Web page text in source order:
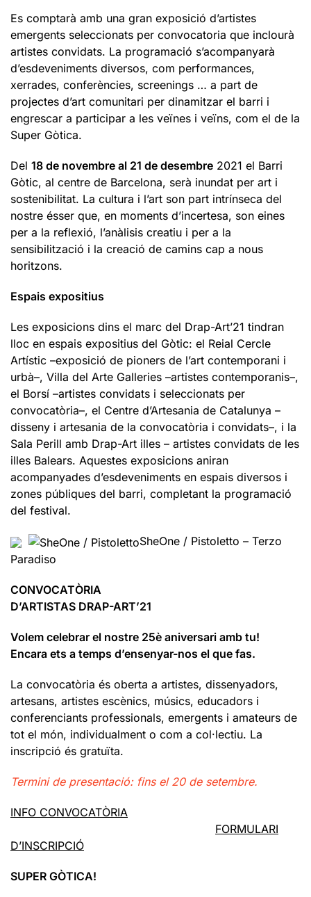
Es comptarà amb una gran exposició d’artistes
emergents seleccionats per convocatoria que inclourà
artistes convidats. La programació s’acompanyarà
d’esdeveniments diversos, com performances,
xerrades, conferències, screenings … a part de
projectes d’art comunitari per dinamitzar el barri i
engrescar a participar a les veïnes i veïns, com el de la
Super Gòtica.
Del 18 de novembre al 21 de desembre 2021 el Barri
Gòtic, al centre de Barcelona, serà inundat per art i
sostenibilitat. La cultura i l’art son part intrínseca del
nostre ésser que, en moments d’incertesa, son eines
per a la reflexió, l’anàlisis creatiu i per a la
sensibilització i la creació de camins cap a nous
horitzons.
Espais ­expo­sitius
Les exposicions dins el marc del Drap-Art’21 tindran
lloc en espais expositius del Gòtic: el Reial Cercle
Artístic –exposició de pioners de l’art contemporani i
urbà–, Villa del Arte Galleries –artistes contemporanis–,
el Borsí –artistes convidats i seleccionats per
convocatòria–, el Centre d’Artesania de Catalunya –
disseny i artesania de la convocatòria i convidats–, i la
Sala Perill amb Drap-Art illes – artistes convidats de les
illes Balears. Aquestes exposicions aniran
acompanyades d’esdeveniments en espais diversos i
zones públiques del barri, completant la programació
del festival.
SheOne / Pistoletto – Terzo
Paradiso
CONVOCATÒRIA
D’ARTISTAS DRAP-ART’21
Volem celebrar el nostre 25è aniversari amb tu!
Encara ets a temps d’ensenyar-nos el que fas.
La convocatòria és oberta a artistes, dissenyadors,
artesans, artistes escènics, músics, educadors i
conferenciants professionals, emergents i amateurs de
tot el món, individualment o com a col·lectiu. La
inscripció és gratuïta.
Termini de presentació: fins el 20 de setembre.
INFO CONVOCATÒRIA
FORMULARI
D’INSCRIPCIÓ
SUPER GÒTICA!